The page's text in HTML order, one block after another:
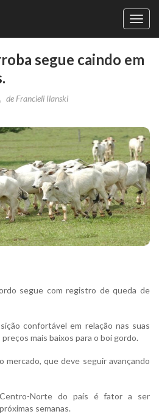
segue caindo em
de Francieli Ilanski
segue com registro de queda de
confortável em relação nas suas
mais baixos para o boi gordo.
mercado, que deve seguir avançando
Norte do país é fator a ser
semanas.